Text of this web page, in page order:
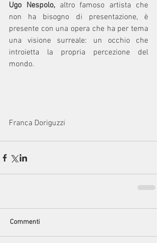
Ugo Nespolo, altro famoso artista che
non ha bisogno di presentazione, è
presente con una opera che ha per tema
una visione surreale: un occhio che
introietta la propria percezione del
mondo.
Franca Doriguzzi
Commenti